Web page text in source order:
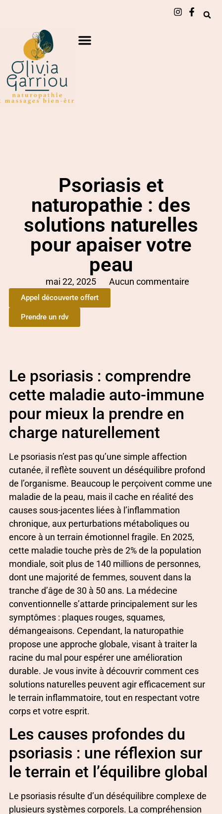
Psoriasis et
naturopathie : des
solutions naturelles
pour apaiser votre
peau
mai 22, 2025 Aucun commentaire
Appel découverte offert
Prendre un rdv
Le psoriasis : comprendre
cette maladie auto-immune
pour mieux la prendre en
charge naturellement
Le psoriasis n’est pas qu’une simple affection
cutanée, il reflète souvent un déséquilibre profond
de l’organisme. Beaucoup le perçoivent comme une
maladie de la peau, mais il cache en réalité des
causes sous-jacentes liées à l’inflammation
chronique, aux perturbations métaboliques ou
encore à un terrain émotionnel fragile. En 2025,
cette maladie touche près de 2% de la population
mondiale, soit plus de 140 millions de personnes,
dont une majorité de femmes, souvent dans la
tranche d’âge de 30 à 50 ans. La médecine
conventionnelle s’attarde principalement sur les
symptômes : plaques rouges, squames,
démangeaisons. Cependant, la naturopathie
propose une approche globale, visant à traiter la
racine du mal pour espérer une amélioration
durable. Je vous invite à découvrir comment ces
solutions naturelles peuvent agir efficacement sur
le terrain inflammatoire, tout en respectant votre
corps et votre esprit.
Les causes profondes du
psoriasis : une réflexion sur
le terrain et l’équilibre global
Le psoriasis résulte d’un déséquilibre complexe de
plusieurs systèmes corporels. La compréhension